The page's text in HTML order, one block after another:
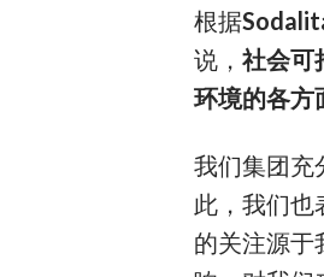
根据
说，社会可
环境的各方
我们集团充
此，我们也
的关注源于